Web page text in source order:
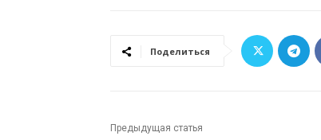
Поделиться
Предыдущая статья